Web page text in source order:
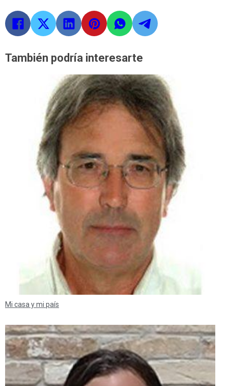
También podría interesarte
Mi casa y mi país